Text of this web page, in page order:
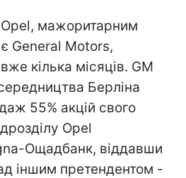
мажоритарним
General Motors,
кілька місяців. GM
Берліна
55% акцій свого
Opel
Ощадбанк, віддавши
іншим претендентом -